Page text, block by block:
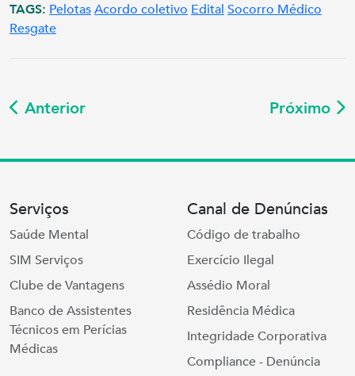
TAGS: PelotasAcordo coletivo Edital Socorro Médico
Resgate
Anterior Próximo
Serviços
Saúde Mental
SIM Serviços
Clube de Vantagens
Banco de Assistentes
Técnicos em Perícias
Médicas
Canal de Denúncias
Código de trabalho
Exercício Ilegal
Assédio Moral
Residência Médica
Integridade Corporativa
Compliance - Denúncia